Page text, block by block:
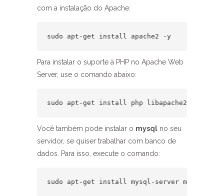
com a instalação do Apache:
sudo apt-get install apache2 -y
Para instalar o suporte à PHP no Apache Web
Server, use o comando abaixo:
sudo apt-get install php libapache2-mod-php
Você também pode instalar o mysql no seu
servidor, se quiser trabalhar com banco de
dados. Para isso, execute o comando:
sudo apt-get install mysql-server mysql-